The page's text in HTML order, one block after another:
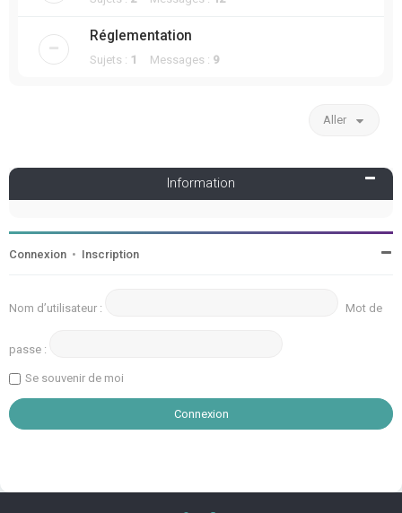
Réglementation
Sujets : 1 Messages : 9
Aller
Information
Connexion • Inscription
Nom d’utilisateur : Mot de
passe :
Se souvenir de moi